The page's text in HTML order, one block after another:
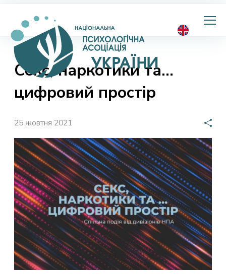
Національна
психологічна
Секс, наркотики та…
цифровий простір
25 жовтня 2021